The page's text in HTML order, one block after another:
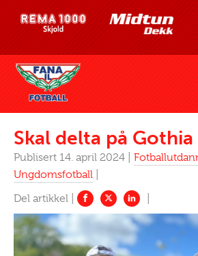
Skal delta på
Publisert 14. april 2024 |
Ungdomsfotball